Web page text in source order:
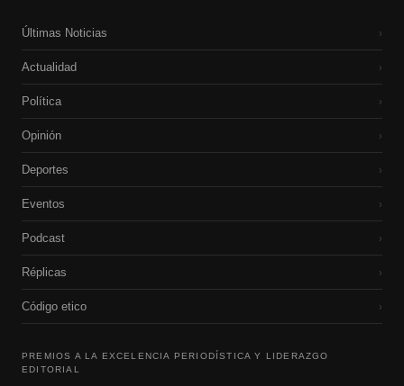
Últimas Noticias ›
Actualidad ›
Política ›
Opinión ›
Deportes ›
Eventos ›
Podcast ›
Réplicas ›
Código etico ›
PREMIOS A LA EXCELENCIA PERIODÍSTICA Y LIDERAZGO
EDITORIAL